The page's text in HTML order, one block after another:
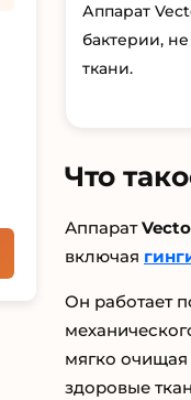
Аппарат
бактерии,
ткани.
Что
Аппарат
включая
Он работает
мягко
здоровые